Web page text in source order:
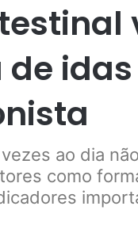
ao dia
como